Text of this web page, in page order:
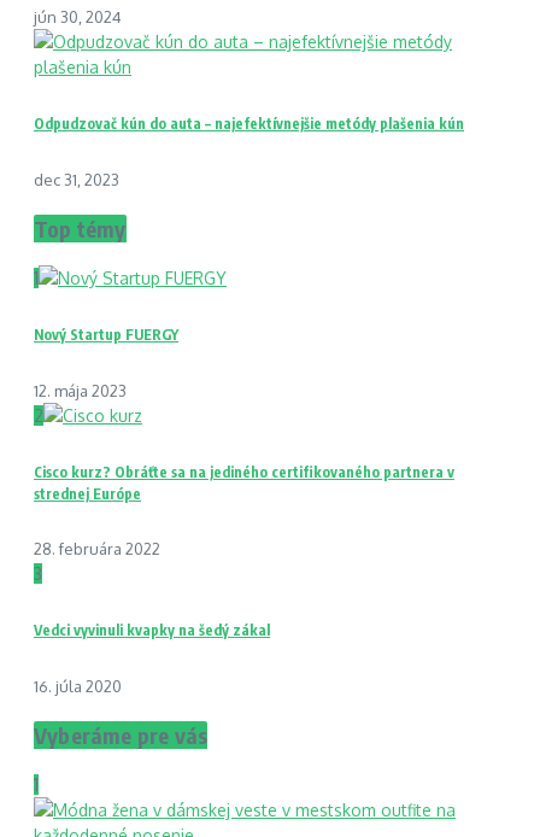
jún 30, 2024
Odpudzovač kún do auta – najefektívnejšie metódy plašenia kún
dec 31, 2023
Top témy
1
Nový Startup FUERGY
12. mája 2023
2
Cisco kurz? Obráťte sa na jediného certifikovaného partnera v
strednej Európe
28. februára 2022
3
Vedci vyvinuli kvapky na šedý zákal
16. júla 2020
Vyberáme pre vás
1